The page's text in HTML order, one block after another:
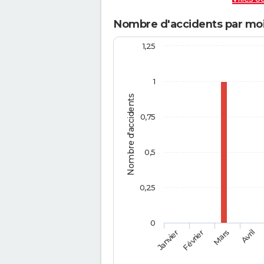
Nombre d'accidents par
Nombre d'accidents
JanvierFévrier Mars Avril
0
1
0,25
0,5
0,75
1,25